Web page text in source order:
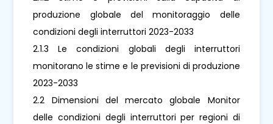
produzione globale del monitoraggio delle
condizioni degli interruttori 2023-2033
2.1.3 Le condizioni globali degli interruttori
monitorano le stime e le previsioni di produzione
2023-2033
2.2 Dimensioni del mercato globale Monitor
delle condizioni degli interruttori per regioni di